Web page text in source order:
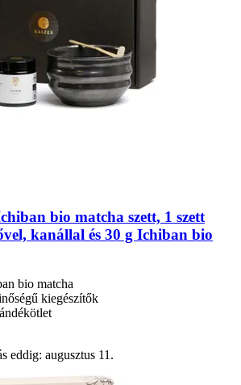
bio matcha szett, 1 szett
kanállal és 30 g Ichiban bio
bio matcha
kiegészítők
eddig: augusztus 11.